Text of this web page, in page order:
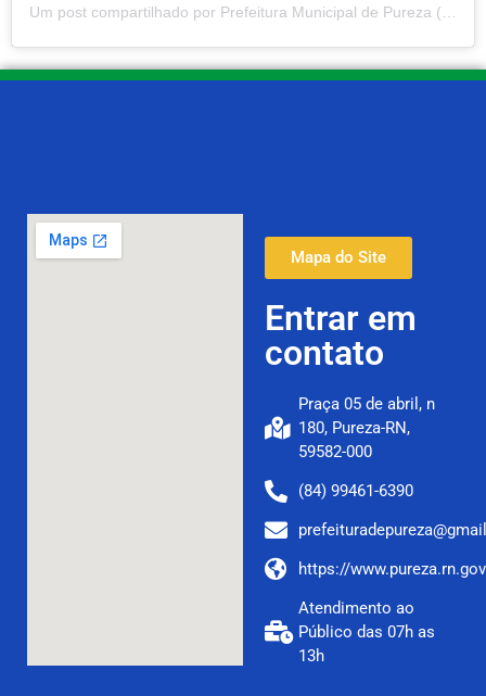
Mapa do Site
Entrar em
contato
Praça 05 de abril, n
180, Pureza-RN,
59582-000
(84) 99461-6390
https://
Atendimento ao
Público das 07h as
13h